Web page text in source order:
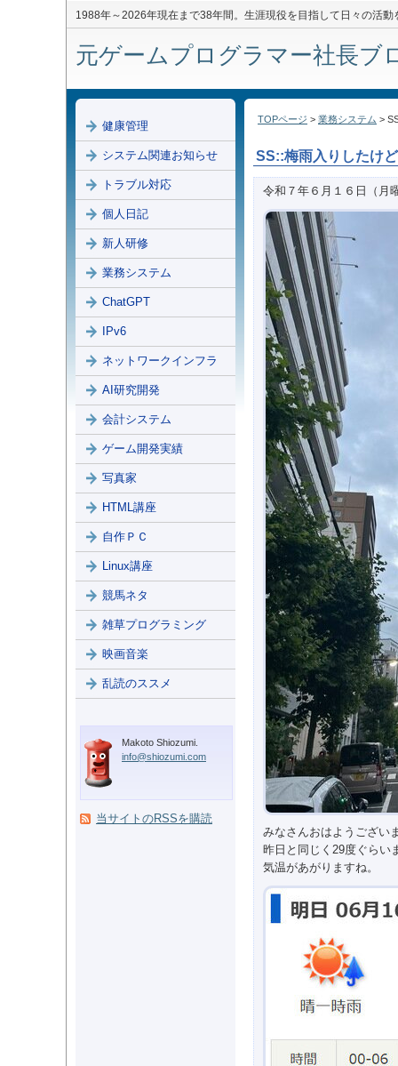
1988年～2026年現在まで38年間。生涯現役を目指して日々の活動
元ゲームプログラマー社長ブ
TOPページ > 業務システム >
SS::梅雨入りしたけ
令和７年６月１６日（月
みなさんおはようござい
昨日と同じく29度ぐらい
気温があがりますね。
健康管理
システム関連お知らせ
トラブル対応
個人日記
新人研修
業務システム
ChatGPT
IPv6
ネットワークインフラ
AI研究開発
会計システム
ゲーム開発実績
写真家
HTML講座
自作ＰＣ
Linux講座
競馬ネタ
雑草プログラミング
映画音楽
乱読のススメ
Makoto Shiozumi.
info@shiozumi.com
当サイトのRSSを購読